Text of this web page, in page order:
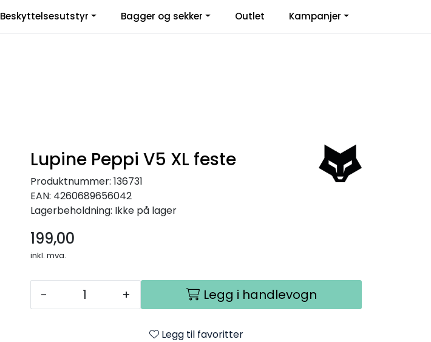
Infosenter Favoritter Logg inn
Beskyttelsesutstyr Bagger og sekker Outlet Kampanjer
Lupine Peppi V5 XL feste
Produktnummer: 136731
EAN: 4260689656042
Lagerbeholdning: Ikke på lager
199,00
inkl. mva.
- + Legg i handlevogn
Legg til favoritter